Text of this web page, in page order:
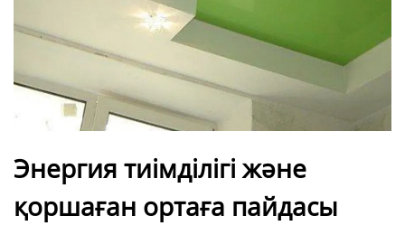
Энергия тиімділігі және
қоршаған ортаға пайдасы